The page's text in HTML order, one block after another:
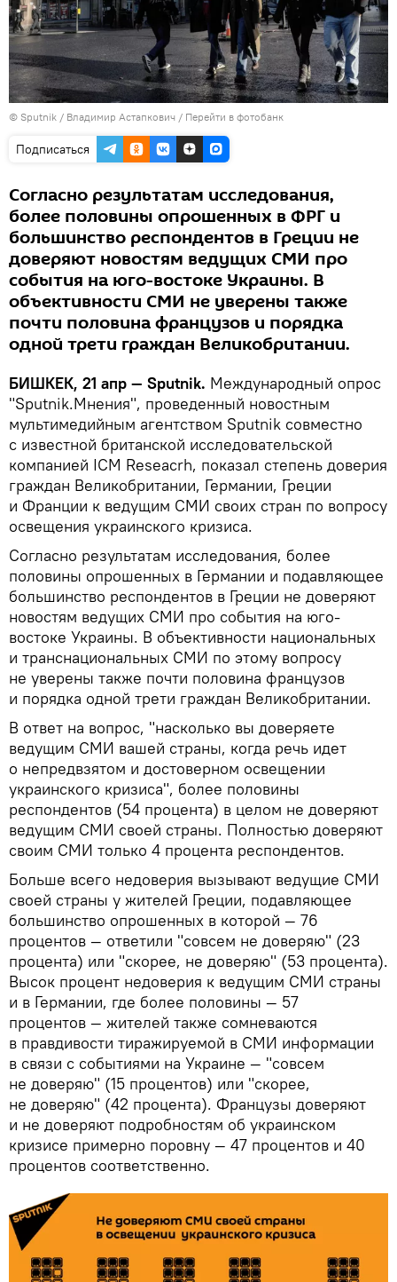
© Sputnik / Владимир Астапкович / Перейти в фотобанк
Подписаться
Согласно результатам исследования,
более половины опрошенных в ФРГ и
большинство респондентов в Греции не
доверяют новостям ведущих СМИ про
события на юго-востоке Украины. В
объективности СМИ не уверены также
почти половина французов и порядка
одной трети граждан Великобритании.
БИШКЕК, 21 апр — Sputnik. Международный опрос
"Sputnik.Мнения", проведенный новостным
мультимедийным агентством Sputnik совместно
с известной британской исследовательской
компанией ICM Reseacrh, показал степень доверия
граждан Великобритании, Германии, Греции
и Франции к ведущим СМИ своих стран по вопросу
освещения украинского кризиса.
Согласно результатам исследования, более
половины опрошенных в Германии и подавляющее
большинство респондентов в Греции не доверяют
новостям ведущих СМИ про события на юго-
востоке Украины. В объективности национальных
и транснациональных СМИ по этому вопросу
не уверены также почти половина французов
и порядка одной трети граждан Великобритании.
В ответ на вопрос, "насколько вы доверяете
ведущим СМИ вашей страны, когда речь идет
о непредвзятом и достоверном освещении
украинского кризиса", более половины
респондентов (54 процента) в целом не доверяют
ведущим СМИ своей страны. Полностью доверяют
своим СМИ только 4 процента респондентов.
Больше всего недоверия вызывают ведущие СМИ
своей страны у жителей Греции, подавляющее
большинство опрошенных в которой — 76
процентов — ответили "совсем не доверяю" (23
процента) или "скорее, не доверяю" (53 процента).
Высок процент недоверия к ведущим СМИ страны
и в Германии, где более половины — 57
процентов — жителей также сомневаются
в правдивости тиражируемой в СМИ информации
в связи с событиями на Украине — "совсем
не доверяю" (15 процентов) или "скорее,
не доверяю" (42 процента). Французы доверяют
и не доверяют подробностям об украинском
кризисе примерно поровну — 47 процентов и 40
процентов соответственно.